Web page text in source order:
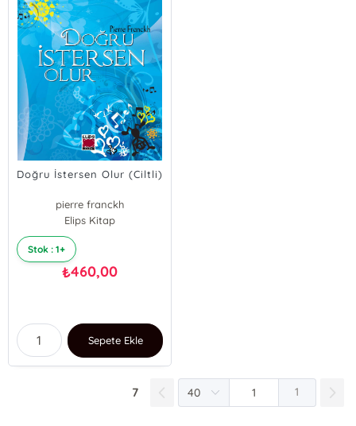
Doğru İstersen Olur (Ciltli)
pierre franckh
Elips Kitap
Stok : 1+
₺460,00
Sepete Ekle
7 1